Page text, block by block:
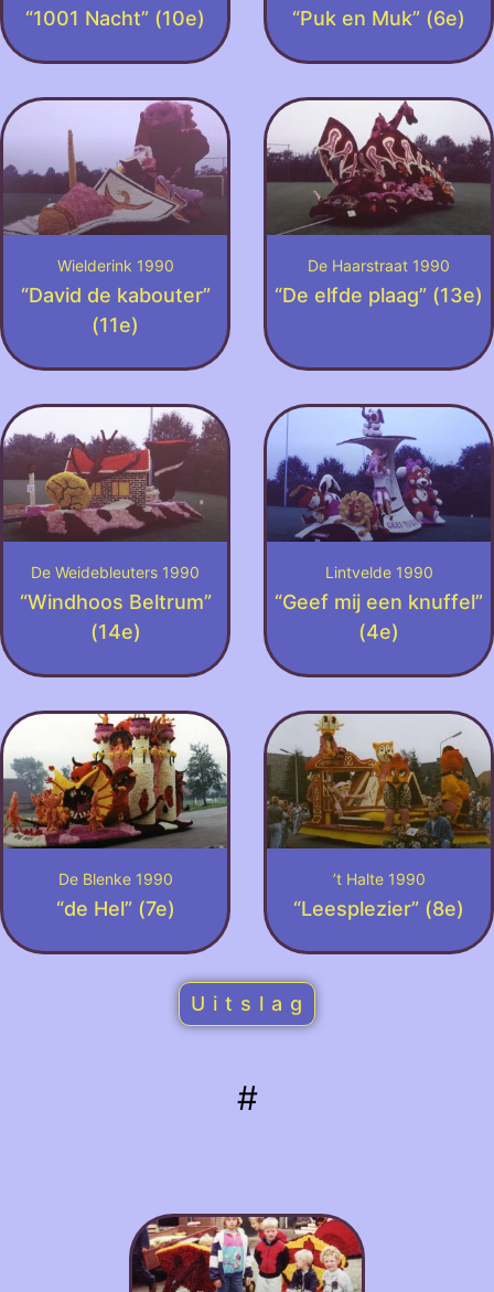
“1001 Nacht” (10e) “Puk en Muk” (6e)
Wielderink 1990
“David de kabouter”
(11e)
De Haarstraat 1990
“De elfde plaag” (13e)
De Weidebleuters 1990
“Windhoos Beltrum”
(14e)
Lintvelde 1990
“Geef mij een knuffel”
(4e)
De Blenke 1990
“de Hel” (7e)
’t Halte 1990
“Leesplezier” (8e)
U i t s l a g
#